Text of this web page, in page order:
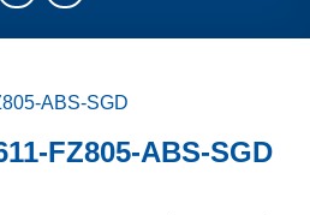
FZ805-ABS-SGD